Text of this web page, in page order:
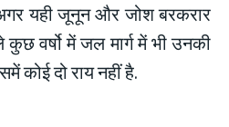
अगर यही जूनून और जोश बरकरार
वर्षो में जल मार्ग में भी उनकी
कोई दो राय नहीं है.